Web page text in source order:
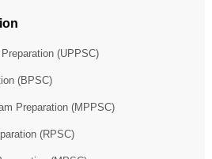
(UPPSC)
(BPSC)
Preparation (MPPSC)
(RPSC)